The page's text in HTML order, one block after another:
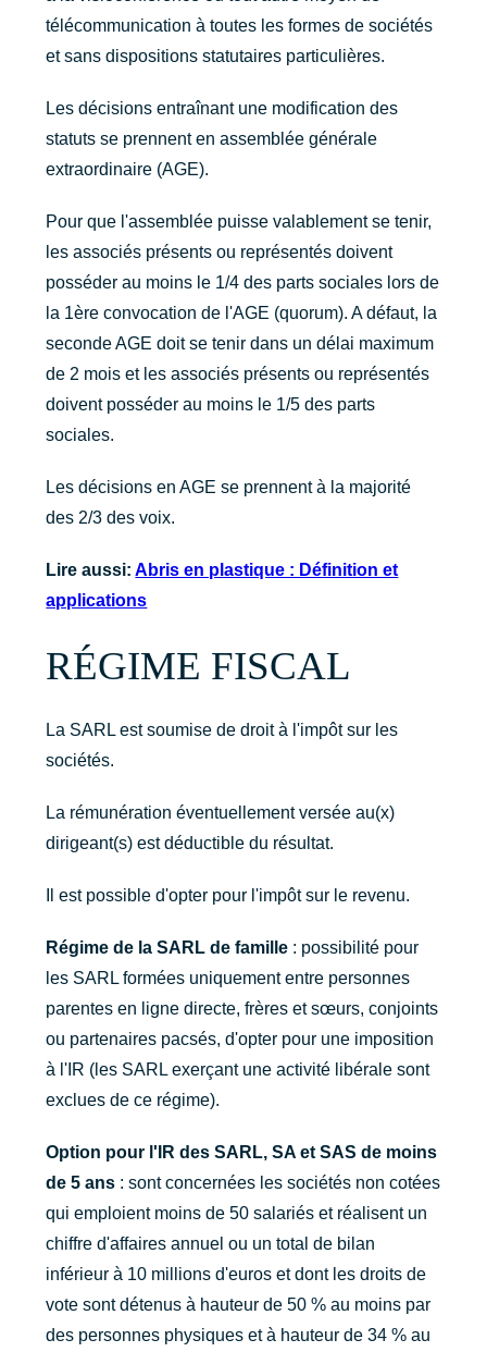
télécommunication à toutes les formes de sociétés
et sans dispositions statutaires particulières.
Les décisions entraînant une modification des
statuts se prennent en assemblée générale
extraordinaire (AGE).
Pour que l'assemblée puisse valablement se tenir,
les associés présents ou représentés doivent
posséder au moins le 1/4 des parts sociales lors de
la 1ère convocation de l'AGE (quorum). A défaut, la
seconde AGE doit se tenir dans un délai maximum
de 2 mois et les associés présents ou représentés
doivent posséder au moins le 1/5 des parts
sociales.
Les décisions en AGE se prennent à la majorité
des 2/3 des voix.
Lire aussi:Abris en plastique : Définition et
applications
RÉGIME FISCAL
La SARL est soumise de droit à l'impôt sur les
sociétés.
La rémunération éventuellement versée au(x)
dirigeant(s) est déductible du résultat.
Il est possible d'opter pour l'impôt sur le revenu.
Régime de la SARL de famille : possibilité pour
les SARL formées uniquement entre personnes
parentes en ligne directe, frères et sœurs, conjoints
ou partenaires pacsés, d'opter pour une imposition
à l'IR (les SARL exerçant une activité libérale sont
exclues de ce régime).
Option pour l'IR des SARL, SA et SAS de moins
de 5 ans : sont concernées les sociétés non cotées
qui emploient moins de 50 salariés et réalisent un
chiffre d'affaires annuel ou un total de bilan
inférieur à 10 millions d'euros et dont les droits de
vote sont détenus à hauteur de 50 % au moins par
des personnes physiques et à hauteur de 34 % au